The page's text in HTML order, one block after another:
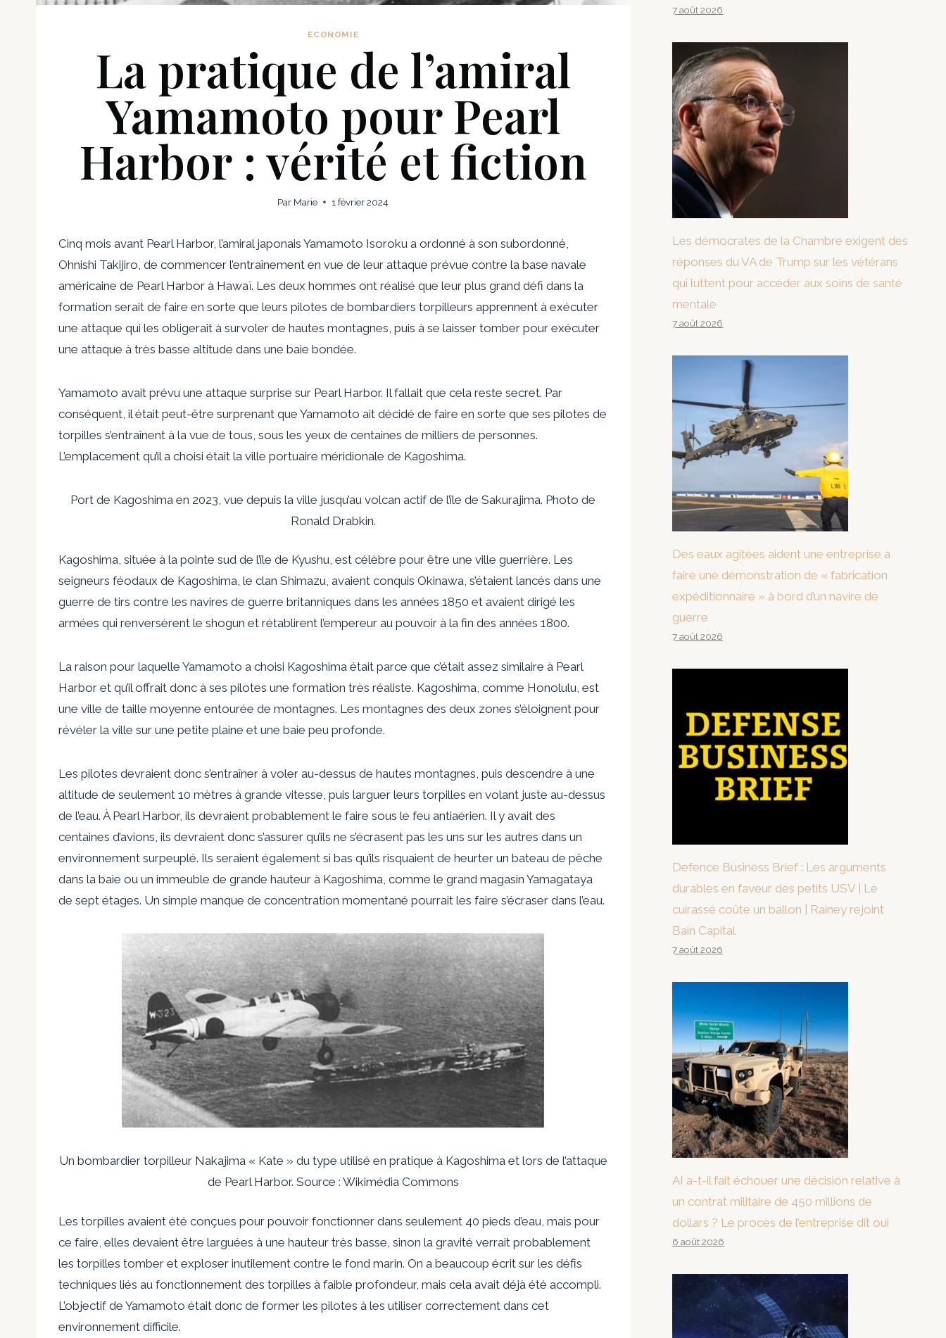
ECONOMIE
La pratique de l’amiral
Yamamoto pour Pearl
Harbor : vérité et fiction
Par Marie 1 février 2024
Cinq mois avant Pearl Harbor, l’amiral japonais Yamamoto Isoroku a ordonné à son subordonné,
Ohnishi Takijiro, de commencer l’entraînement en vue de leur attaque prévue contre la base navale
américaine de Pearl Harbor à Hawaï. Les deux hommes ont réalisé que leur plus grand défi dans la
formation serait de faire en sorte que leurs pilotes de bombardiers torpilleurs apprennent à exécuter
une attaque qui les obligerait à survoler de hautes montagnes, puis à se laisser tomber pour exécuter
une attaque à très basse altitude dans une baie bondée.
Yamamoto avait prévu une attaque surprise sur Pearl Harbor. Il fallait que cela reste secret. Par
conséquent, il était peut-être surprenant que Yamamoto ait décidé de faire en sorte que ses pilotes de
torpilles s’entraînent à la vue de tous, sous les yeux de centaines de milliers de personnes.
L’emplacement qu’il a choisi était la ville portuaire méridionale de Kagoshima.
Port de Kagoshima en 2023, vue depuis la ville jusqu’au volcan actif de l’île de Sakurajima. Photo de
Ronald Drabkin.
Kagoshima, située à la pointe sud de l’île de Kyushu, est célèbre pour être une ville guerrière. Les
seigneurs féodaux de Kagoshima, le clan Shimazu, avaient conquis Okinawa, s’étaient lancés dans une
guerre de tirs contre les navires de guerre britanniques dans les années 1850 et avaient dirigé les
armées qui renversèrent le shogun et rétablirent l’empereur au pouvoir à la fin des années 1800.
La raison pour laquelle Yamamoto a choisi Kagoshima était parce que c’était assez similaire à Pearl
Harbor et qu’il offrait donc à ses pilotes une formation très réaliste. Kagoshima, comme Honolulu, est
une ville de taille moyenne entourée de montagnes. Les montagnes des deux zones s’éloignent pour
révéler la ville sur une petite plaine et une baie peu profonde.
Les pilotes devraient donc s’entraîner à voler au-dessus de hautes montagnes, puis descendre à une
altitude de seulement 10 mètres à grande vitesse, puis larguer leurs torpilles en volant juste au-dessus
de l’eau. À Pearl Harbor, ils devraient probablement le faire sous le feu antiaérien. Il y avait des
centaines d’avions, ils devraient donc s’assurer qu’ils ne s’écrasent pas les uns sur les autres dans un
environnement surpeuplé. Ils seraient également si bas qu’ils risquaient de heurter un bateau de pêche
dans la baie ou un immeuble de grande hauteur à Kagoshima, comme le grand magasin Yamagataya
de sept étages. Un simple manque de concentration momentané pourrait les faire s’écraser dans l’eau.
Un bombardier torpilleur Nakajima « Kate » du type utilisé en pratique à Kagoshima et lors de l’attaque
de Pearl Harbor. Source : Wikimédia Commons
Les torpilles avaient été conçues pour pouvoir fonctionner dans seulement 40 pieds d’eau, mais pour
ce faire, elles devaient être larguées à une hauteur très basse, sinon la gravité verrait probablement
les torpilles tomber et exploser inutilement contre le fond marin. On a beaucoup écrit sur les défis
techniques liés au fonctionnement des torpilles à faible profondeur, mais cela avait déjà été accompli.
L’objectif de Yamamoto était donc de former les pilotes à les utiliser correctement dans cet
environnement difficile.
7 août 2026
Les démocrates de la Chambre exigent des
réponses du VA de Trump sur les vétérans
qui luttent pour accéder aux soins de santé
mentale
7 août 2026
Des eaux agitées aident une entreprise à
faire une démonstration de « fabrication
expéditionnaire » à bord d’un navire de
guerre
7 août 2026
Defence Business Brief : Les arguments
durables en faveur des petits USV | Le
cuirassé coûte un ballon | Rainey rejoint
Bain Capital
7 août 2026
AI a-t-il fait échouer une décision relative à
un contrat militaire de 450 millions de
dollars ? Le procès de l’entreprise dit oui
6 août 2026